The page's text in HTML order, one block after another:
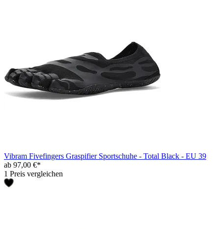
Vibram Fivefingers Graspifier Sportschuhe - Total Black - EU 39
ab 97,00 €*
1 Preis vergleichen